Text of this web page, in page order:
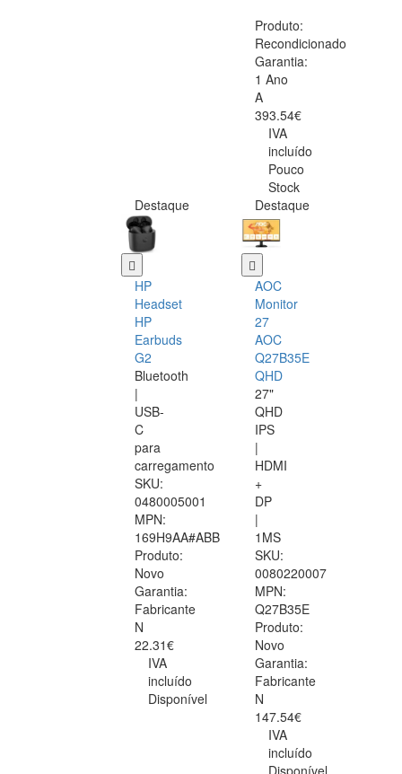
Produto:
Recondicionado
Garantia:
1 Ano
A
393.54€
IVA
incluído
Pouco
Stock
Destaque
HP
Headset
HP
Earbuds
G2
Bluetooth
|
USB-
C
para
carregamento
SKU:
0480005001
MPN:
169H9AA#ABB
Produto:
Novo
Garantia:
Fabricante
N
22.31€
IVA
incluído
Disponível
Destaque
AOC
Monitor
27
AOC
Q27B35E
QHD
27"
QHD
IPS
|
HDMI
+
DP
|
1MS
SKU:
0080220007
MPN:
Q27B35E
Produto:
Novo
Garantia:
Fabricante
N
147.54€
IVA
incluído